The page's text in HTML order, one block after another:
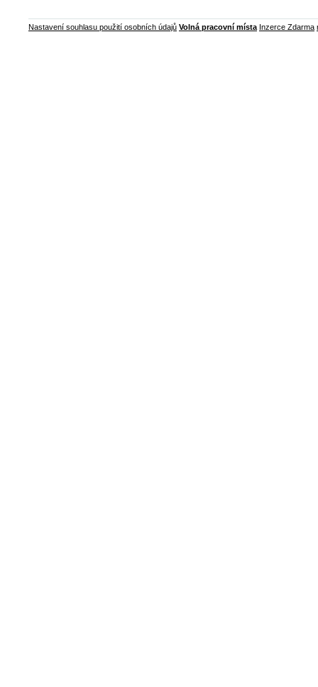
Nastavení souhlasu použití osobních údajů Volná pracovní místa Inzerce Zdarma